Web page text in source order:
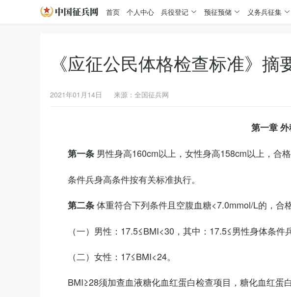
首页 个人中心 兵役登记 预征预储 义务兵征集
《应征公民体格检查标准》摘
2021年01月14日 来源：全国征兵网
第一章
第一条 男性身高160cm以上，女性身高158cm以上，合格
条件兵身高条件按有关标准执行。
第二条体重符合下列条件且空腹血糖<7.0mmol/L的，合格
（一）男性：17.5≤BMI<30，其中：17.5≤男性身体条件
（二）女性：17≤BMI<24。
BMI≥28须加查血液糖化血红蛋白检查项目，糖化血红蛋